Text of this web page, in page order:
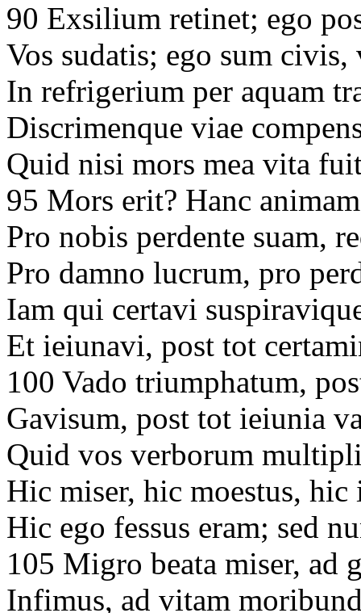
90 Exsilium retinet; ego
Vos sudatis; ego sum
In refrigerium per aquam
Discrimenque viae
Quid nisi mors mea vita
95 Mors erit? Hanc
Pro nobis perdente suam,
Pro damno lucrum, pro
Iam qui certavi
Et ieiunavi, post tot
100 Vado triumphatum,
Gavisum, post tot ieiunia
Quid vos verborum
Hic miser, hic moestus,
Hic ego fessus eram; sed
105 Migro beata miser, ad
Infimus, ad vitam